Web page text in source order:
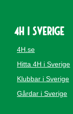
4H i Sverige
4H.se
Hitta 4H i Sverige
Klubbar i Sverige
Gårdar i Sverige